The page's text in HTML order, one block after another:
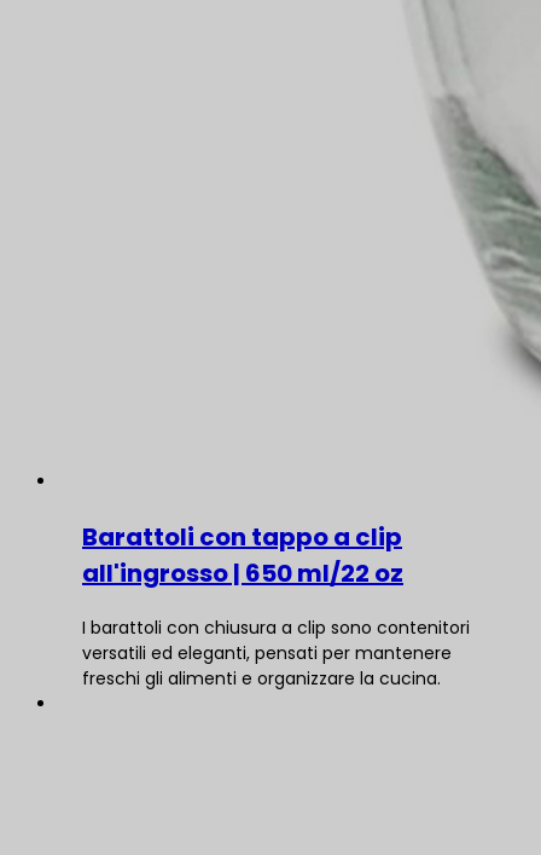
Barattoli con tappo a clip
all'ingrosso | 650 ml/22 oz
I barattoli con chiusura a clip sono contenitori
versatili ed eleganti, pensati per mantenere
freschi gli alimenti e organizzare la cucina.